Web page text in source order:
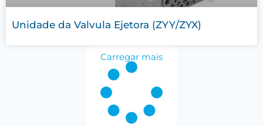
Unidade da Valvula Ejetora (ZYY/ZYX)
Carregar mais